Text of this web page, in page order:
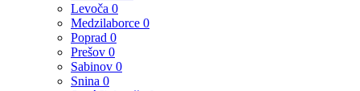
Levoča 0
Medzilaborce 0
Poprad 0
Prešov 0
Sabinov 0
Snina 0